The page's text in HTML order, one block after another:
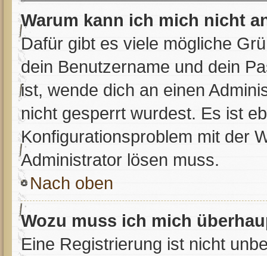
Warum kann ich mich nicht
Dafür gibt es viele mögliche
dein Benutzername und dein
ist, wende dich an einen
nicht gesperrt wurdest. Es ist
Konfigurationsproblem mit der
Administrator lösen muss.
Nach oben
Wozu muss ich mich
Eine Registrierung ist nicht